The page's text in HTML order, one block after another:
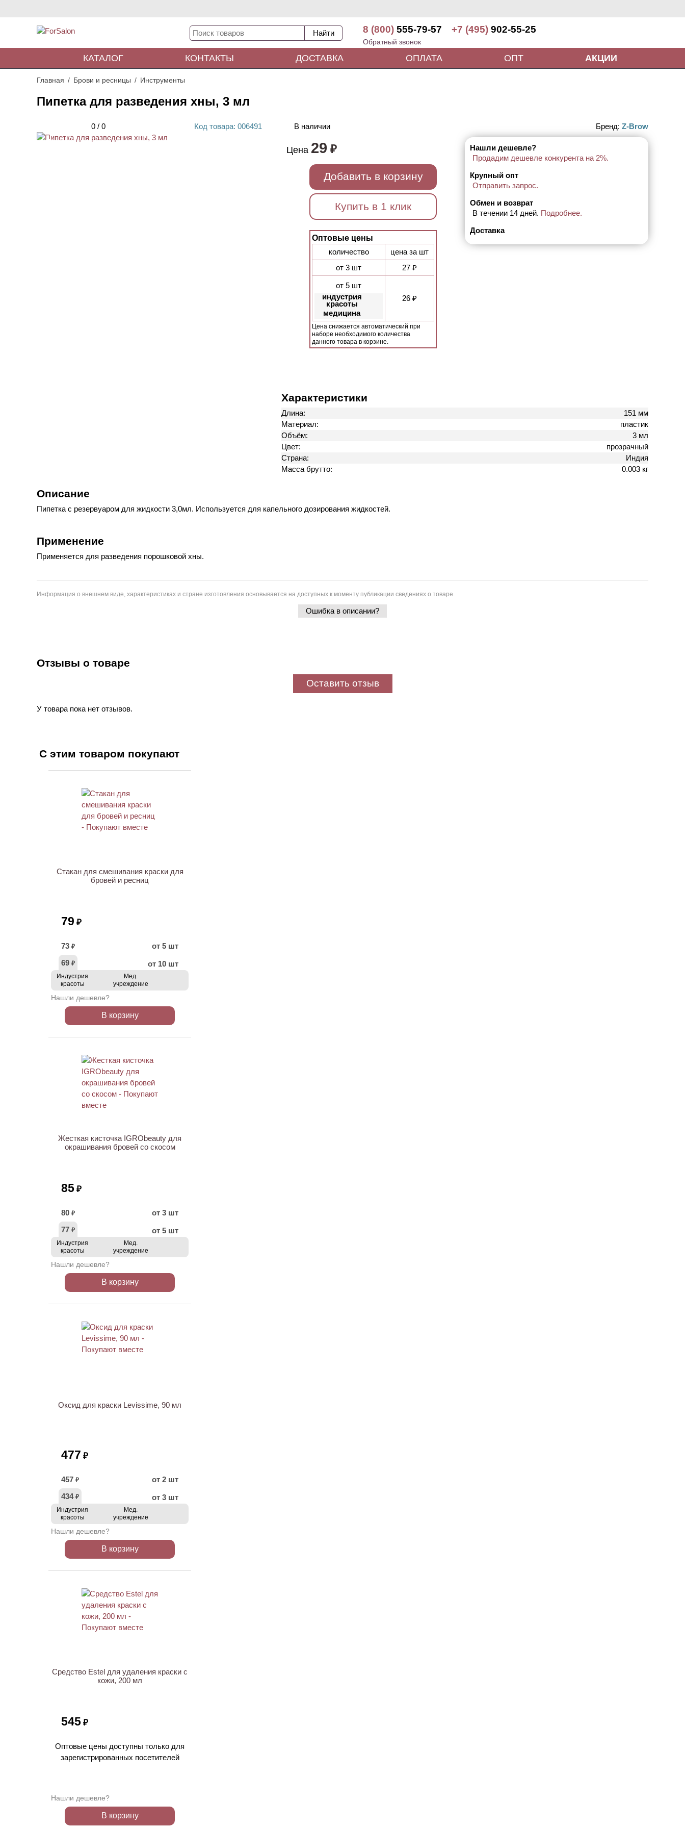
8 (800) 555-79-57 +7 (495) 902-55-25
Обратный звонок
КАТАЛОГ КОНТАКТЫ ДОСТАВКА ОПЛАТА ОПТ АКЦИИ
Главная Брови и ресницы Инструменты
Пипетка для разведения хны, 3 мл
0 / 0 Код товара: 006491
ХИТ
В наличии Бренд: Z-Brow
Цена 29 ₽
Добавить в корзину
Купить в 1 клик
Оптовые цены
количество
цена за шт
от 3 шт
27 ₽
от 5 шт
индустрия
красоты
медицина
26 ₽
Цена снижается автоматический при
наборе необходимого количества
данного товара в корзине.
Нашли дешевле?
Продадим дешевле конкурента на 2%.
Крупный опт
Отправить запрос.
Обмен и возврат
В течении 14 дней. Подробнее.
Доставка
Характеристики
Длина:
151 мм
Материал:
пластик
Объём:
3 мл
Цвет:
прозрачный
Страна:
Индия
Масса брутто:
0.003 кг
Описание
Пипетка с резервуаром для жидкости 3,0мл. Используется для капельного дозирования жидкостей.
Применение
Применяется для разведения порошковой хны.
Информация о внешнем виде, характеристиках и стране изготовления основывается на доступных к моменту публикации сведениях о товаре.
Ошибка в описании?
Отзывы о товаре
Оставить отзыв
У товара пока нет отзывов.
С этим товаром покупают
Стакан для смешивания краски для
бровей и ресниц
79 ₽
73 ₽
от 5 шт
69 ₽ от 10 шт
Индустрия
красоты
Мед.
учреждение
Нашли дешевле?
В корзину
Жесткая кисточка IGRObeauty для
окрашивания бровей со скосом
85 ₽
80 ₽
от 3 шт
77 ₽ от 5 шт
Индустрия
красоты
Мед.
учреждение
Нашли дешевле?
В корзину
Оксид для краски Levissime, 90 мл
477 ₽
457 ₽
от 2 шт
434 ₽ от 3 шт
Индустрия
красоты
Мед.
учреждение
Нашли дешевле?
В корзину
Средство Estel для удаления краски с
кожи, 200 мл
545 ₽
Оптовые цены доступны только для
зарегистрированных посетителей
Нашли дешевле?
В корзину